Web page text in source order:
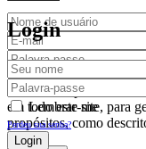
Seus dados pessoais
em todo este site, para
propósitos, como
Login
Lembrar-me
Perdeu sua senha?